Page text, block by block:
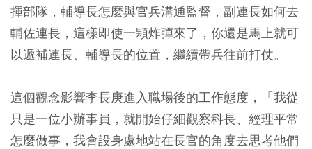
揮部隊，輔導長怎麼與官兵溝通監督，副連長如何去
輔佐連長，這樣即使一顆炸彈來了，你還是馬上就可
以遞補連長、輔導長的位置，繼續帶兵往前打仗。
這個觀念影響李長庚進入職場後的工作態度，「我從
只是一位小辦事員，就開始仔細觀察科長、經理平常
怎麼做事，我會設身處地站在長官的角度去思考他們